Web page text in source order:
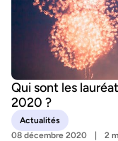
Qui sont les
2020 ?
Actualités
08 décembre 2020
2